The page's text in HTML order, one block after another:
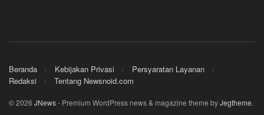
Beranda Kebijakan Privasi
Persyaratan Layanan
Redaksi
Tentang Newsnoid.com
© 2026 JNews- Premium WordPress news & magazine theme byJegtheme.